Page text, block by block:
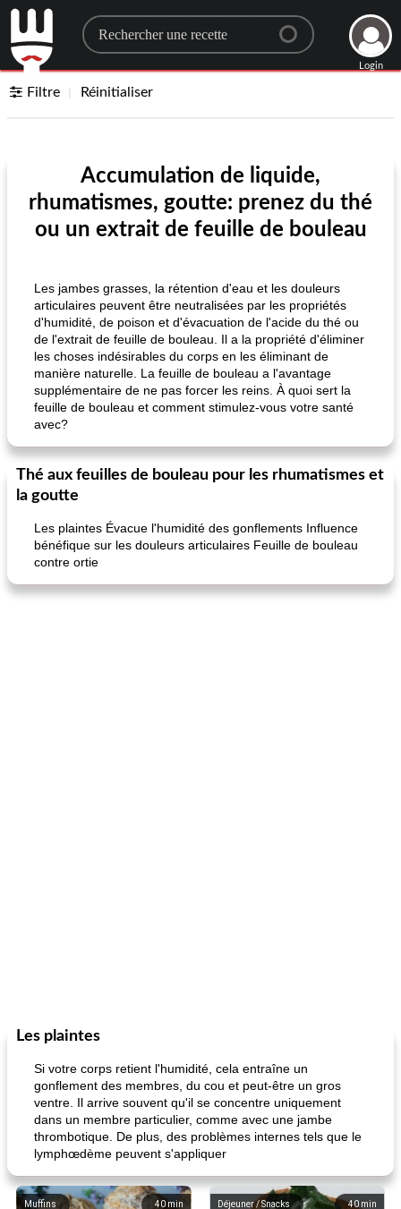
Search for a recipe
Login
Filtre Réinitialiser
Accumulation de liquide,
rhumatismes, goutte: prenez du thé
ou un extrait de feuille de bouleau
Les jambes grasses, la rétention d'eau et les douleurs
articulaires peuvent être neutralisées par les propriétés
d'humidité, de poison et d'évacuation de l'acide du thé ou
de l'extrait de feuille de bouleau. Il a la propriété d'éliminer
les choses indésirables du corps en les éliminant de
manière naturelle. La feuille de bouleau a l'avantage
supplémentaire de ne pas forcer les reins. À quoi sert la
feuille de bouleau et comment stimulez-vous votre santé
avec?
Thé aux feuilles de bouleau pour les rhumatismes et
la goutte
Les plaintes Évacue l'humidité des gonflements Influence
bénéfique sur les douleurs articulaires Feuille de bouleau
contre ortie
Les plaintes
Si votre corps retient l'humidité, cela entraîne un
gonflement des membres, du cou et peut-être un gros
ventre. Il arrive souvent qu'il se concentre uniquement
dans un membre particulier, comme avec une jambe
thrombotique. De plus, des problèmes internes tels que le
lymphœdème peuvent s'appliquer
40 min
Muffins 40 min
Déjeuner / Snacks